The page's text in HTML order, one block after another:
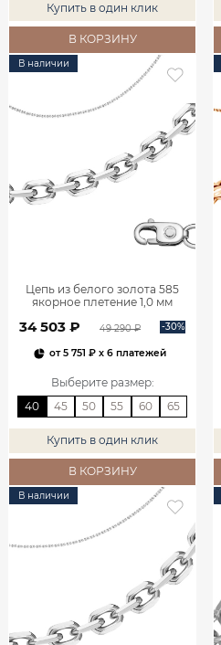
Купить в один клик
В КОРЗИНУ
В наличии
Цепь из белого золота 585
якорное плетение 1,0 мм
34 503 ₽ 49 290 ₽ -30%
от5 751 ₽ x 6 платежей
Выберите размер:
40
45 50 55 60 65
Купить в один клик
В КОРЗИНУ
В наличии